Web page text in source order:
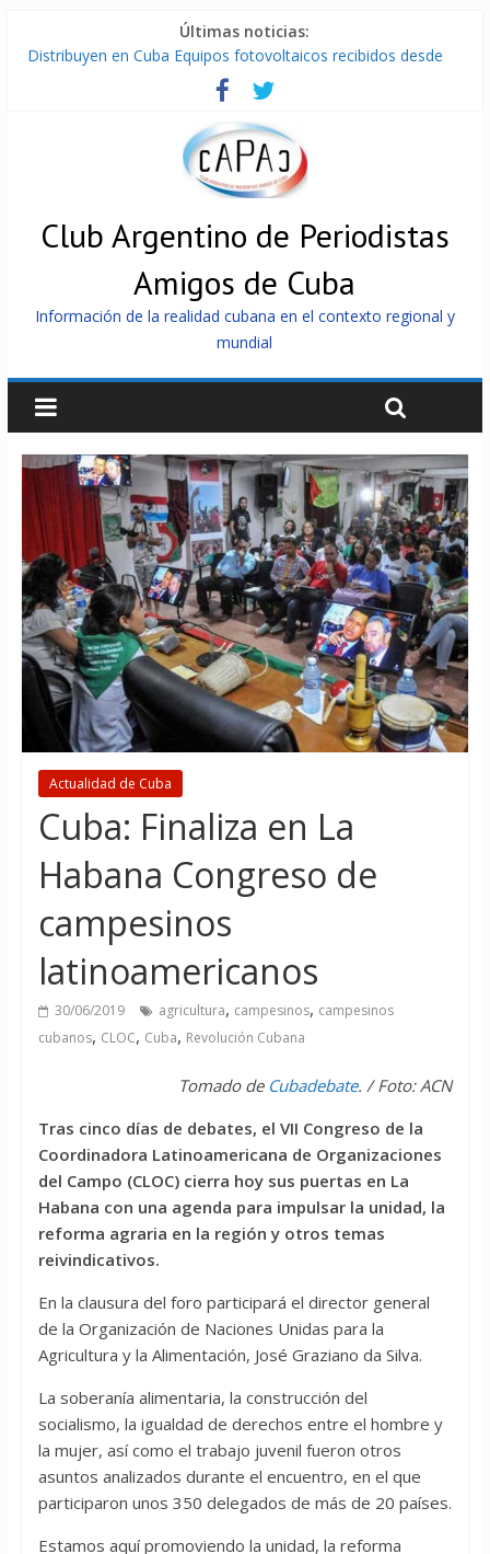
Últimas noticias:
Distribuyen en Cuba Equipos fotovoltaicos recibidos desde
La ONU condena medidas de EE.UU contra Cuba
Cuba alerta sobre doctrina militar de dominación de EEUU
Nuevas sanciones de EEUU contra Cuba apuntan a la
cooperación militar con Rusia y China
Brutal represión contra los que marchan para que no se
venda la patria
Club Argentino de Periodistas
Amigos de Cuba
Información de la realidad cubana en el contexto regional y
mundial
Actualidad de Cuba
Cuba: Finaliza en La
Habana Congreso de
campesinos
latinoamericanos
30/06/2019 agricultura, campesinos, campesinos
cubanos, CLOC, Cuba, Revolución Cubana
Tomado de Cubadebate. / Foto: ACN
Tras cinco días de debates, el VII Congreso de la
Coordinadora Latinoamericana de Organizaciones
del Campo (CLOC) cierra hoy sus puertas en La
Habana con una agenda para impulsar la unidad, la
reforma agraria en la región y otros temas
reivindicativos.
En la clausura del foro participará el director general
de la Organización de Naciones Unidas para la
Agricultura y la Alimentación, José Graziano da Silva.
La soberanía alimentaria, la construcción del
socialismo, la igualdad de derechos entre el hombre y
la mujer, así como el trabajo juvenil fueron otros
asuntos analizados durante el encuentro, en el que
participaron unos 350 delegados de más de 20 países.
Estamos aquí promoviendo la unidad, la reforma